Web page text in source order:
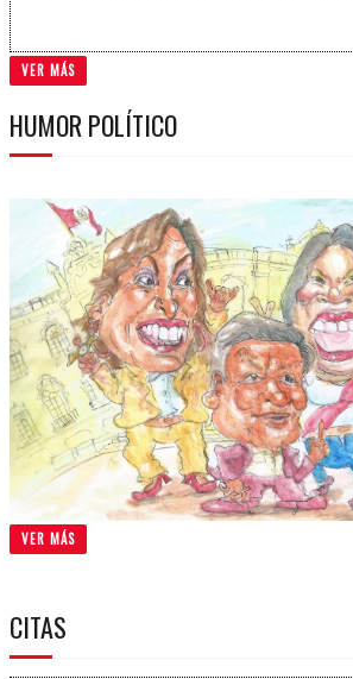
VER MÁS
HUMOR POLÍTICO
VER MÁS
CITAS